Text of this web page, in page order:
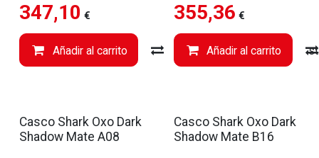
347,10 €
Añadir al carrito Compare Añadir a
355,36 €
Añadir al carrito
Casco Shark Oxo Dark
Shadow Mate A08
Casco Shark Oxo Dark
Shadow Mate B16